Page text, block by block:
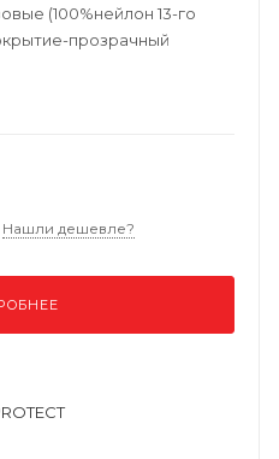
(100%нейлон 13-го
прозрачный
Нашли дешевле?